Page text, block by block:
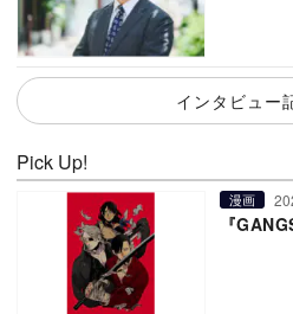
インタビュー
Pick Up!
漫画
『